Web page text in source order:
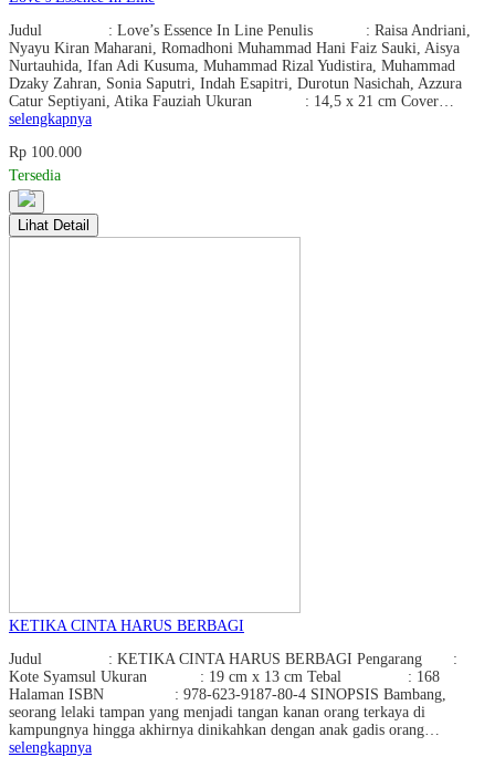
Judul : Love’s Essence In Line Penulis : Raisa Andriani,
Nyayu Kiran Maharani, Romadhoni Muhammad Hani Faiz Sauki, Aisya
Nurtauhida, Ifan Adi Kusuma, Muhammad Rizal Yudistira, Muhammad
Dzaky Zahran, Sonia Saputri, Indah Esapitri, Durotun Nasichah, Azzura
Catur Septiyani, Atika Fauziah Ukuran : 14,5 x 21 cm Cover…
selengkapnya
Rp 100.000
Tersedia
Lihat Detail
KETIKA CINTA HARUS BERBAGI
Judul : KETIKA CINTA HARUS BERBAGI Pengarang :
Kote Syamsul Ukuran : 19 cm x 13 cm Tebal : 168
Halaman ISBN : 978-623-9187-80-4 SINOPSIS Bambang,
seorang lelaki tampan yang menjadi tangan kanan orang terkaya di
kampungnya hingga akhirnya dinikahkan dengan anak gadis orang…
selengkapnya